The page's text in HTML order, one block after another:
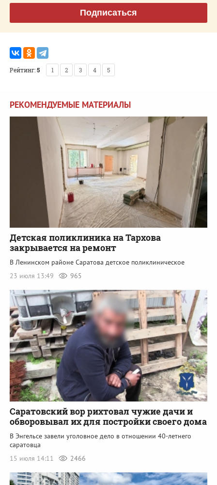
Подписаться
Рейтинг:5 1 2 3 4 5
РЕКОМЕНДУЕМЫЕ МАТЕРИАЛЫ
Детская поликлиника на Тархова
закрывается на ремонт
В Ленинском районе Саратова детское поликлиническое
23 июля 13:49
965
Саратовский вор рихтовал чужие дачи и
обворовывал их для постройки своего дома
В Энгельсе завели уголовное дело в отношении 40-летнего
саратовца
15 июля 14:11
2466